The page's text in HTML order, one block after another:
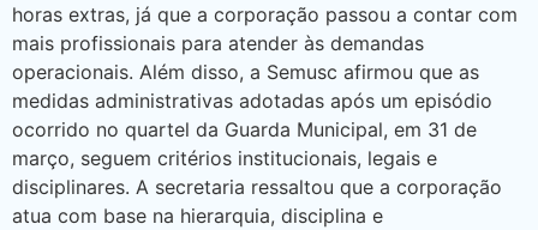
horas extras, já que a corporação passou a contar com
mais profissionais para atender às demandas
operacionais. Além disso, a Semusc afirmou que as
medidas administrativas adotadas após um episódio
ocorrido no quartel da Guarda Municipal, em 31 de
março, seguem critérios institucionais, legais e
disciplinares. A secretaria ressaltou que a corporação
atua com base na hierarquia, disciplina e